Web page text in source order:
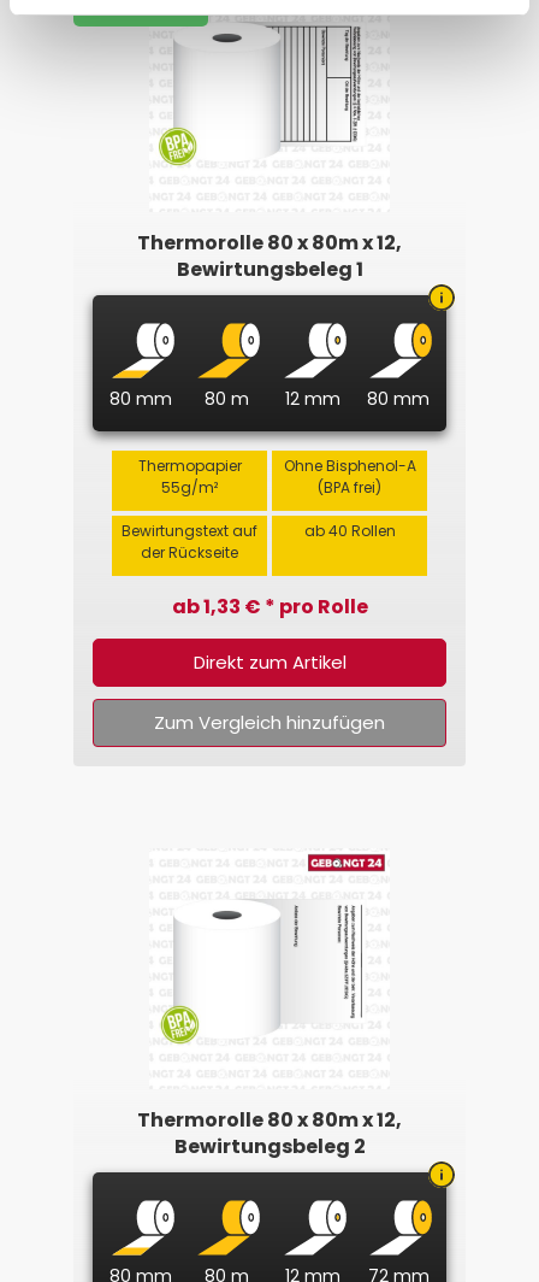
Thermorolle 80 x 80m x 12,
Bewirtungsbeleg 1
80 mm 80 m 12 mm 80 mm
Thermopapier
55g/m²
Ohne Bisphenol-A
(BPA frei)
Bewirtungstext auf
der Rückseite
ab 40 Rollen
ab 1,33 € * pro Rolle
Direkt zum Artikel
Zum Vergleich hinzufügen
Thermorolle 80 x 80m x 12,
Bewirtungsbeleg 2
80 mm 80 m 12 mm 72 mm